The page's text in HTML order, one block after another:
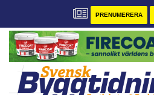
PRENUMERERA